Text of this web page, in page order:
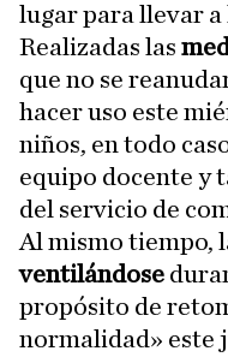
lugar para llevar a
Realizadas las
que no se
hacer uso este
niños, en todo
equipo docente y
del servicio de
Al mismo tiempo,
ventilándose
propósito de
normalidad» este